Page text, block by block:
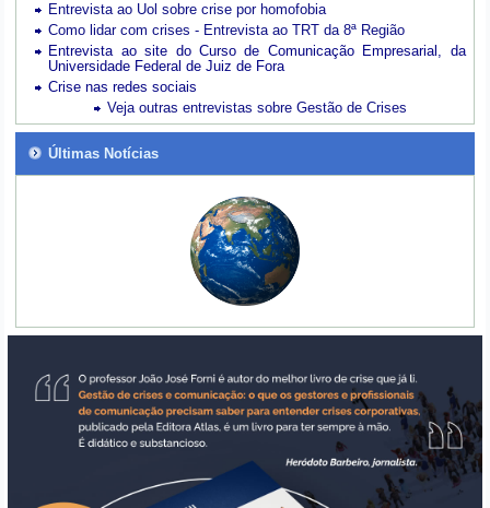
Entrevista ao Uol sobre crise por homofobia
Como lidar com crises - Entrevista ao TRT da 8ª Região
Entrevista ao site do Curso de Comunicação Empresarial, da
Universidade Federal de Juiz de Fora
Crise nas redes sociais
Veja outras entrevistas sobre Gestão de Crises
Últimas Notícias